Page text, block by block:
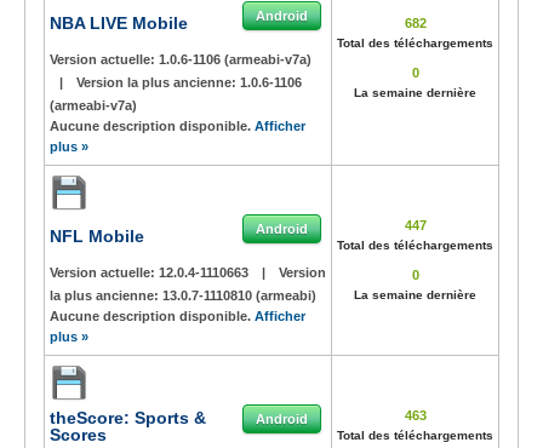
NBA LIVE Mobile Android
Version actuelle: 1.0.6-1106 (armeabi-v7a)
|
Version la plus ancienne: 1.0.6-1106
(armeabi-v7a)
Aucune description disponible. Afficher
plus »
682
Total des téléchargements
0
La semaine dernière
NFL Mobile Android
Version actuelle: 12.0.4-1110663 |
Version
la plus ancienne: 13.0.7-1110810 (armeabi)
Aucune description disponible. Afficher
plus »
447
Total des téléchargements
0
La semaine dernière
theScore: Sports &
Scores
Android 463
Total des téléchargements